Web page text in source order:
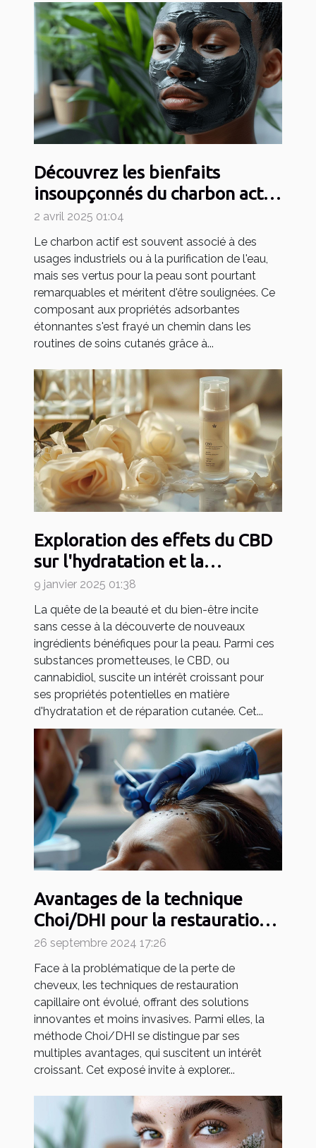
Découvrez les bienfaits
insoupçonnés du charbon actif
pour la peau
2 avril 2025 01:04
Le charbon actif est souvent associé à des
usages industriels ou à la purification de l'eau,
mais ses vertus pour la peau sont pourtant
remarquables et méritent d'être soulignées. Ce
composant aux propriétés adsorbantes
étonnantes s'est frayé un chemin dans les
routines de soins cutanés grâce à...
Exploration des effets du CBD
sur l'hydratation et la
réparation de la peau
9 janvier 2025 01:38
La quête de la beauté et du bien-être incite
sans cesse à la découverte de nouveaux
ingrédients bénéfiques pour la peau. Parmi ces
substances prometteuses, le CBD, ou
cannabidiol, suscite un intérêt croissant pour
ses propriétés potentielles en matière
d'hydratation et de réparation cutanée. Cet...
Avantages de la technique
Choi/DHI pour la restauration
capillaire
26 septembre 2024 17:26
Face à la problématique de la perte de
cheveux, les techniques de restauration
capillaire ont évolué, offrant des solutions
innovantes et moins invasives. Parmi elles, la
méthode Choi/DHI se distingue par ses
multiples avantages, qui suscitent un intérêt
croissant. Cet exposé invite à explorer...